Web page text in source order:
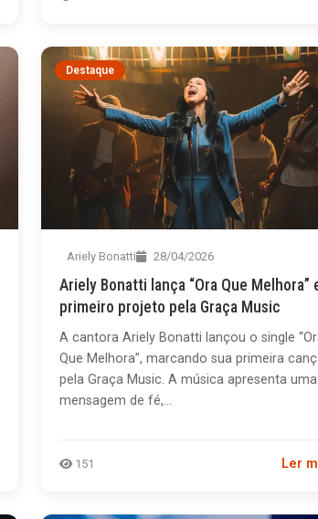
Destaque
Ariely Bonatti 28/04/2026
Ariely Bonatti lança “Ora Que Melhora”
primeiro projeto pela Graça Music
A cantora Ariely Bonatti lançou o single
Que Melhora”, marcando sua primeira
pela Graça Music. A música apresenta uma
mensagem de fé,...
151 Ler